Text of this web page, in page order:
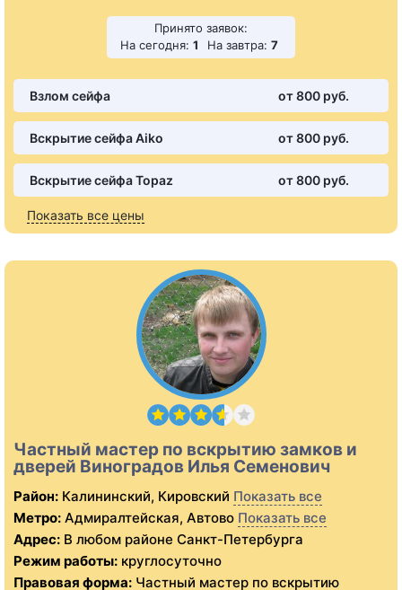
Принято заявок:
На сегодня: 1 На завтра: 7
Взлом сейфа от 800 pуб.
Вскрытие сейфа Aiko от 800 pуб.
Вскрытие сейфа Topaz от 800 pуб.
Показать все цены
Частный мастер по вскрытию замков и
дверей Виноградов Илья Семенович
Район: Калининский, Кировский Показать все
Метро: Адмиралтейская, Автово Показать все
Адрес: В любом районе Санкт-Петербурга
Режим работы: круглосуточно
Правовая форма: Частный мастер по вскрытию